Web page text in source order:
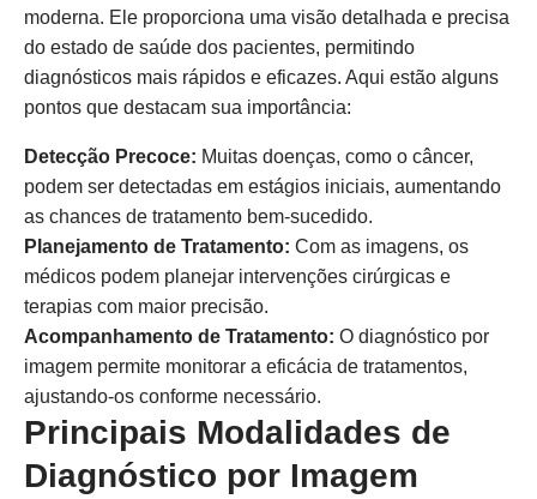
moderna. Ele proporciona uma visão detalhada e precisa
do estado de saúde dos pacientes, permitindo
diagnósticos mais rápidos e eficazes. Aqui estão alguns
pontos que destacam sua importância:
Detecção Precoce: Muitas doenças, como o câncer,
podem ser detectadas em estágios iniciais, aumentando
as chances de tratamento bem-sucedido.
Planejamento de Tratamento: Com as imagens, os
médicos podem planejar intervenções cirúrgicas e
terapias com maior precisão.
Acompanhamento de Tratamento: O diagnóstico por
imagem permite monitorar a eficácia de tratamentos,
ajustando-os conforme necessário.
Principais Modalidades de
Diagnóstico por Imagem